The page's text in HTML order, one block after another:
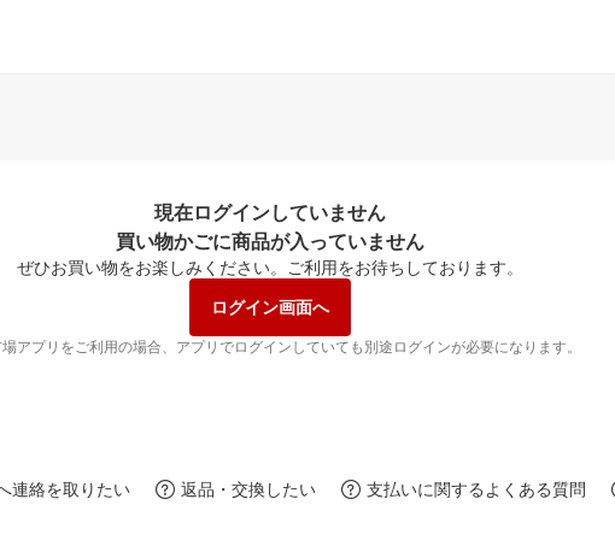
現在ログインしていません
買い物かごに商品が入っていません
ぜひお買い物をお楽しみください。 ご利用をお待ちしております。
ログイン画面へ
アプリをご利用の場合、アプリでログインしていても別途ログインが必要になります。
連絡を取りたい 返品・交換したい 支払いに関するよくある質問